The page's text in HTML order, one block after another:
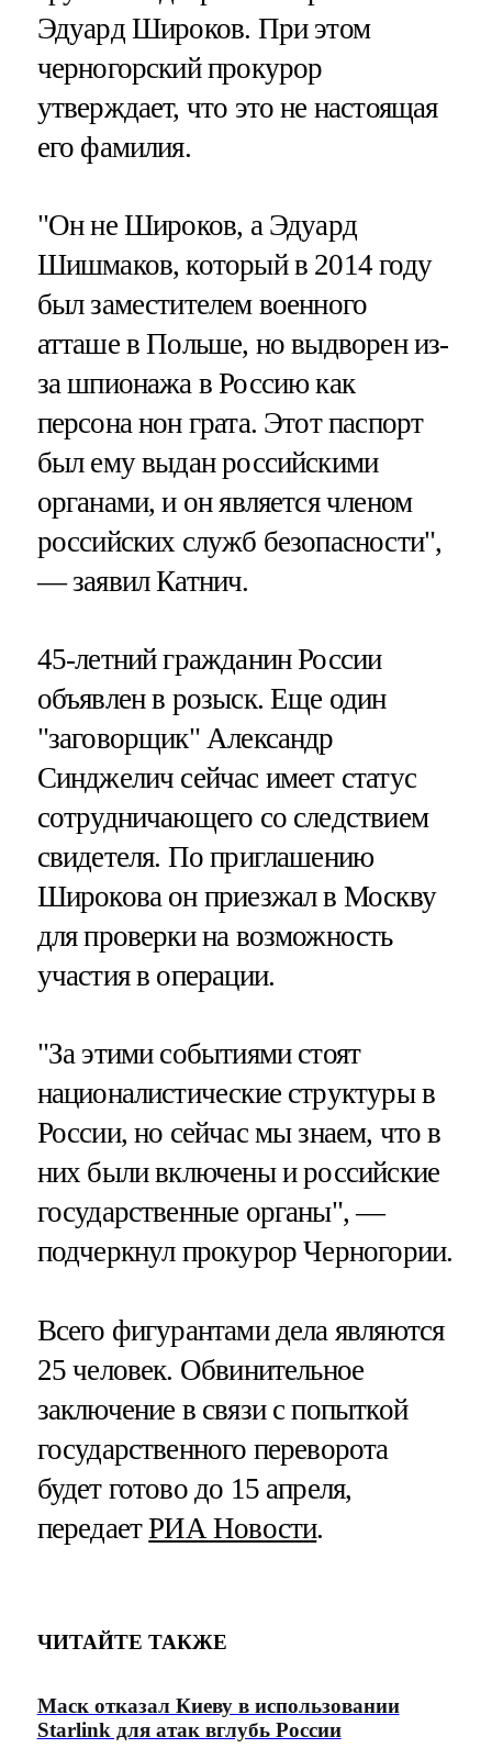
Эдуард Широков. При этом
черногорский прокурор
утверждает, что это не настоящая
его фамилия.
"Он не Широков, а Эдуард
Шишмаков, который в 2014 году
был заместителем военного
атташе в Польше, но выдворен из-
за шпионажа в Россию как
персона нон грата. Этот паспорт
был ему выдан российскими
органами, и он является членом
российских служб безопасности",
— заявил Катнич.
45-летний гражданин России
объявлен в розыск. Еще один
"заговорщик" Александр
Синджелич сейчас имеет статус
сотрудничающего со следствием
свидетеля. По приглашению
Широкова он приезжал в Москву
для проверки на возможность
участия в операции.
"За этими событиями стоят
националистические структуры в
России, но сейчас мы знаем, что в
них были включены и российские
государственные органы", —
подчеркнул прокурор Черногории.
Всего фигурантами дела являются
25 человек. Обвинительное
заключение в связи с попыткой
государственного переворота
будет готово до 15 апреля,
передаетРИА Новости.
ЧИТАЙТЕ ТАКЖЕ
Маск отказал Киеву в использовании
Starlink для атак вглубь России